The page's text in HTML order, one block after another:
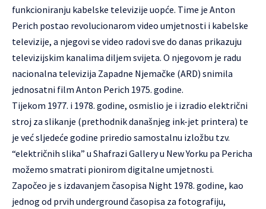
funkcioniranju kabelske televizije uopće. Time je Anton
Perich postao revolucionarom video umjetnosti i kabelske
televizije, a njegovi se video radovi sve do danas prikazuju
televizijskim kanalima diljem svijeta. O njegovom je radu
nacionalna televizija Zapadne Njemačke (ARD) snimila
jednosatni film Anton Perich 1975. godine.
Tijekom 1977. i 1978. godine, osmislio je i izradio električni
stroj za slikanje (prethodnik današnjeg ink-jet printera) te
je već sljedeće godine priredio samostalnu izložbu tzv.
“električnih slika” u Shafrazi Gallery u New Yorku pa Pericha
možemo smatrati pionirom digitalne umjetnosti.
Započeo je s izdavanjem časopisa Night 1978. godine, kao
jednog od prvih underground časopisa za fotografiju,